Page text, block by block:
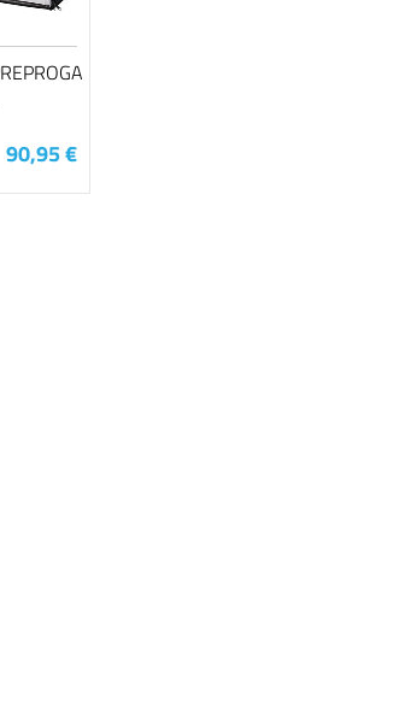
90,95 €